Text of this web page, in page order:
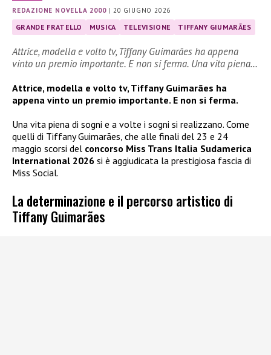
REDAZIONE NOVELLA 2000|20 GIUGNO 2026
GRANDE FRATELLO MUSICA TELEVISIONE TIFFANY GIUMARÃES
Attrice, modella e volto tv, Tiffany Guimarães ha appena
vinto un premio importante. E non si ferma. Una vita piena…
Attrice, modella e volto tv, Tiffany Guimarães ha
appena vinto un premio importante. E non si ferma.
Una vita piena di sogni e a volte i sogni si realizzano. Come
quelli di Tiffany Guimarães, che alle finali del 23 e 24
maggio scorsi del concorso Miss Trans Italia Sudamerica
International 2026 si è aggiudicata la prestigiosa fascia di
Miss Social.
La determinazione e il percorso artistico di
Tiffany Guimarães